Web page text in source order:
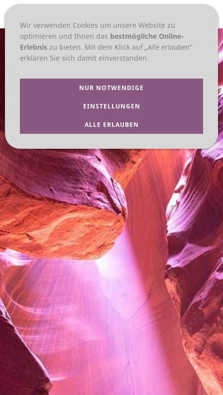
Wir verwenden Cookies um unsere Website zu
optimieren und Ihnen das bestmögliche Online-
Erlebnis zu bieten. Mit dem Klick auf „Alle erlauben“
erklären Sie sich damit einverstanden.
NUR NOTWENDIGE
EINSTELLUNGEN
ALLE ERLAUBEN